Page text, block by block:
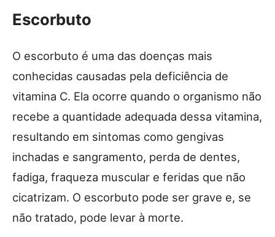
Escorbuto
O escorbuto é uma das doenças mais
conhecidas causadas pela deficiência de
vitamina C. Ela ocorre quando o organismo não
recebe a quantidade adequada dessa vitamina,
resultando em sintomas como gengivas
inchadas e sangramento, perda de dentes,
fadiga, fraqueza muscular e feridas que não
cicatrizam. O escorbuto pode ser grave e, se
não tratado, pode levar à morte.